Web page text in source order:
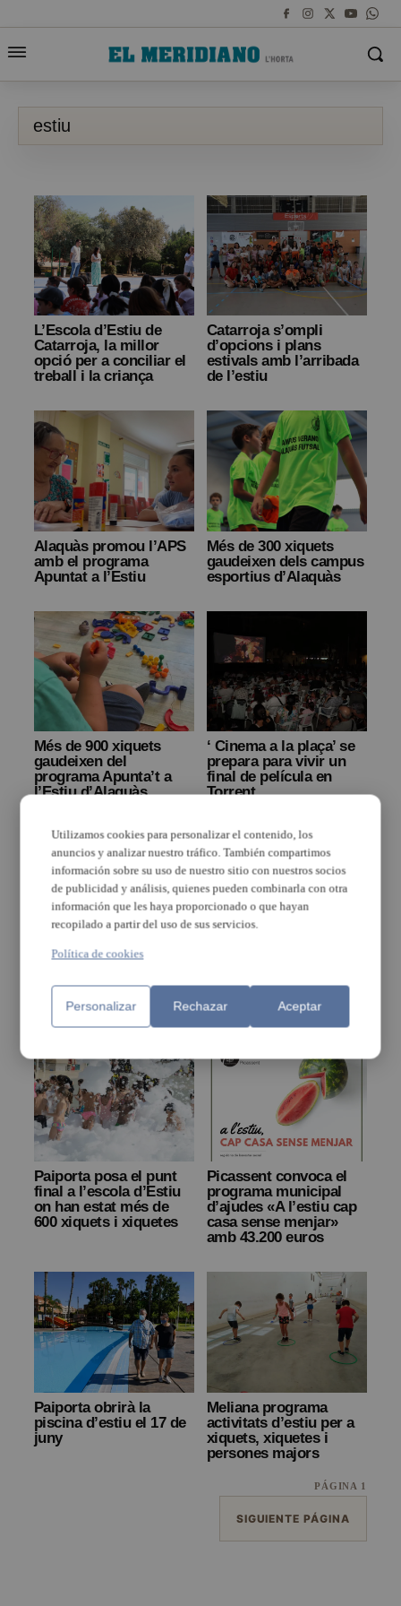
estiu
L’Escola d’Estiu de
Catarroja, la millor
opció per a conciliar el
treball i la criança
Catarroja s’ompli
d’opcions i plans
estivals amb l’arribada
de l’estiu
Alaquàs promou l’APS
amb el programa
Apuntat a l’Estiu
Més de 300 xiquets
gaudeixen dels campus
esportius d’Alaquàs
Més de 900 xiquets
gaudeixen del
programa Apunta’t a
l’Estiu d’Alaquàs
‘ Cinema a la plaça’ se
prepara para vivir un
final de película en
Torrent
Alboraia situa les
de l’estiu
d’os a agricultors
locals
Paiporta posa el punt
final a l’escola d’Estiu
on han estat més de
600 xiquets i xiquetes
Picassent convoca el
programa municipal
d’ajudes «A l’estiu cap
casa sense menjar»
amb 43.200 euros
Paiporta obrirà la
piscina d’estiu el 17 de
juny
Meliana programa
activitats d’estiu per a
xiquets, xiquetes i
persones majors
PÁGINA 1
SIGUIENTE PÁGINA
Utilizamos cookies para personalizar el contenido, los
anuncios y analizar nuestro tráfico. También compartimos
información sobre su uso de nuestro sitio con nuestros socios
de publicidad y análisis, quienes pueden combinarla con otra
información que les haya proporcionado o que hayan
recopilado a partir del uso de sus servicios.
Política de cookies
Personalizar Rechazar Aceptar